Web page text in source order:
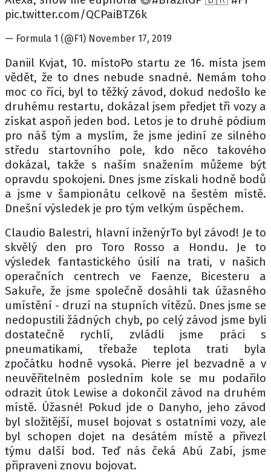
pic.twitter.com/QCPaiBTZ6k
— Formula 1 (@F1) November 17, 2019
Daniil Kvjat, 10. místoPo startu ze 16. místa jsem
vědět, že to dnes nebude snadné. Nemám toho
moc co říci, byl to těžký závod, dokud nedošlo ke
druhému restartu, dokázal jsem předjet tři vozy a
získat aspoň jeden bod. Letos je to druhé pódium
pro náš tým a myslím, že jsme jediní ze silného
středu startovního pole, kdo něco takového
dokázal, takže s naším snažením můžeme být
opravdu spokojeni. Dnes jsme získali hodně bodů
a jsme v šampionátu celkově na šestém místě.
Dnešní výsledek je pro tým velkým úspěchem.
Claudio Balestri, hlavní inženýrTo byl závod! Je to
skvělý den pro Toro Rosso a Hondu. Je to
výsledek fantastického úsilí na trati, v našich
operačních centrech ve Faenze, Bicesteru a
Sakuře, že jsme společně dosáhli tak úžasného
umístění - druzí na stupních vítězů. Dnes jsme se
nedopustili žádných chyb, po celý závod jsme byli
dostatečně rychlí, zvládli jsme práci s
pneumatikami, třebaže teplota trati byla
zpočátku hodně vysoká. Pierre jel bezvadně a v
neuvěřitelném posledním kole se mu podařilo
odrazit útok Lewise a dokončil závod na druhém
místě. Úžasné! Pokud jde o Danyho, jeho závod
byl složitější, musel bojovat s ostatními vozy, ale
byl schopen dojet na desátém místě a přivezl
týmu další bod. Teď nás čeká Abú Zabí, jsme
připraveni znovu bojovat.